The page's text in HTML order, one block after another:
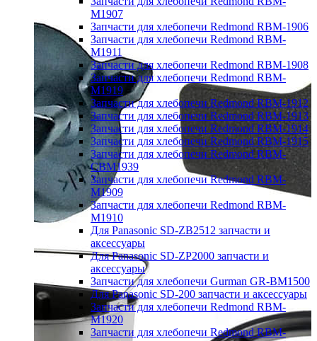
M1907
Запчасти для хлебопечи Redmond RBM-1906
Запчасти для хлебопечи Redmond RBM-
M1911
Запчасти для хлебопечи Redmond RBM-1908
Запчасти для хлебопечи Redmond RBM-
M1919
Запчасти для хлебопечи Redmond RBM-1912
Запчасти для хлебопечи Redmond RBM-1913
Запчасти для хлебопечи Redmond RBM-1914
Запчасти для хлебопечи Redmond RBM-1915
Запчасти для хлебопечи Redmond RBM-
CBM1939
Запчасти для хлебопечи Redmond RBM-
M1909
Запчасти для хлебопечи Redmond RBM-
M1910
Для Panasonic SD-ZB2512 запчасти и
аксессуары
Для Panasonic SD-ZP2000 запчасти и
аксессуары
Запчасти для хлебопечи Gurman GR-BM1500
Для Panasonic SD-200 запчасти и аксессуары
Запчасти для хлебопечи Redmond RBM-
M1920
Запчасти для хлебопечи Redmond RBM-